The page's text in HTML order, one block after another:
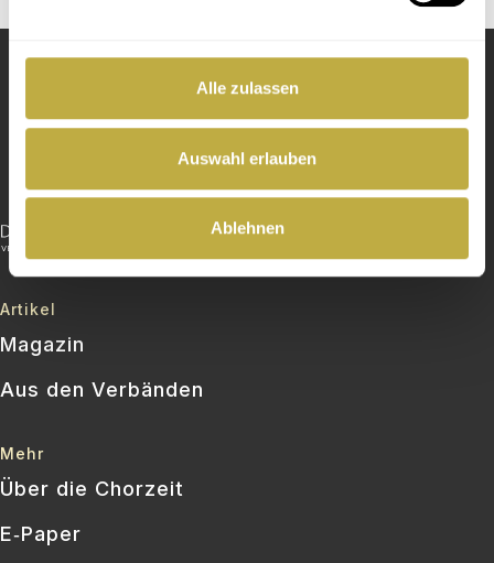
Alle zulassen
Auswahl erlauben
Ablehnen
Artikel
Magazin
Aus den Verbänden
Mehr
Über die Chorzeit
E‑Paper